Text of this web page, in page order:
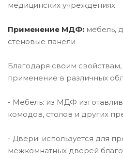
медицинских учреждениях.
Применение МДФ: мебель,
стеновые панели
Благодаря своим
применение в различных
- Мебель: из МДФ
комодов, столов и других
- Двери: используется для
межкомнатных дверей